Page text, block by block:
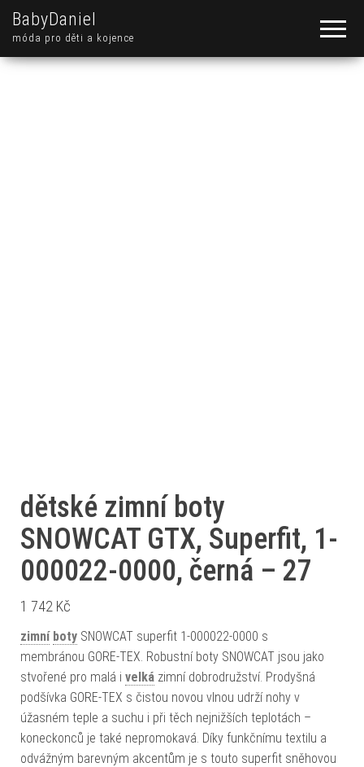
BabyDaniel
móda pro děti a kojence
dětské zimní boty
SNOWCAT GTX, Superfit, 1-
000022-0000, černá – 27
1 742 Kč
zimní boty SNOWCAT superfit 1-000022-0000 s
membránou GORE-TEX. Robustní boty SNOWCAT jsou jako
stvořené pro malá i velká zimní dobrodružství. Prodyšná
podšívka GORE-TEX s čistou novou vlnou udrží nohy v
úžasném teple a suchu i při těch nejnižších teplotách –
koneckonců je také nepromokavá. Díky funkčnímu textilu a
odvážným barevným akcentům je s touto superfit sněhovou